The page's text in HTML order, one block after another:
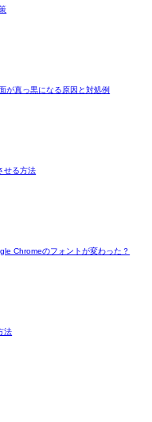
が真っ黒になる原因と対処例
せる方法
Chromeのフォントが変わった？
法